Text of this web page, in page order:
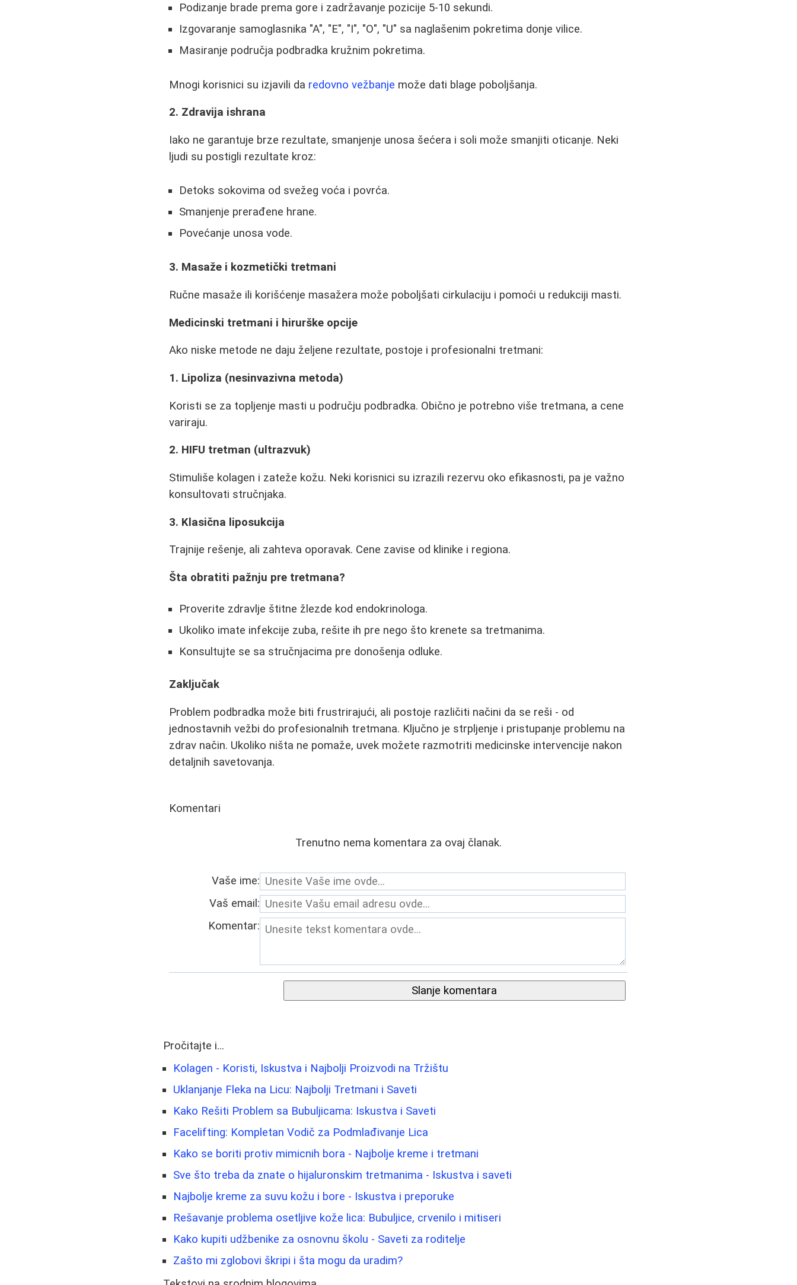
Podizanje brade prema gore i zadržavanje pozicije 5-10 sekundi.
Izgovaranje samoglasnika "A", "E", "I", "O", "U" sa naglašenim pokretima donje vilice.
Masiranje područja podbradka kružnim pokretima.
Mnogi korisnici su izjavili da redovno vežbanje može dati blage poboljšanja.
2. Zdravija ishrana
Iako ne garantuje brze rezultate, smanjenje unosa šećera i soli može smanjiti oticanje. Neki
ljudi su postigli rezultate kroz:
Detoks sokovima od svežeg voća i povrća.
Smanjenje prerađene hrane.
Povećanje unosa vode.
3. Masaže i kozmetički tretmani
Ručne masaže ili korišćenje masažera može poboljšati cirkulaciju i pomoći u redukciji masti.
Medicinski tretmani i hirurške opcije
Ako niske metode ne daju željene rezultate, postoje i profesionalni tretmani:
1. Lipoliza (nesinvazivna metoda)
Koristi se za topljenje masti u području podbradka. Obično je potrebno više tretmana, a cene
variraju.
2. HIFU tretman (ultrazvuk)
Stimuliše kolagen i zateže kožu. Neki korisnici su izrazili rezervu oko efikasnosti, pa je važno
konsultovati stručnjaka.
3. Klasična liposukcija
Trajnije rešenje, ali zahteva oporavak. Cene zavise od klinike i regiona.
Šta obratiti pažnju pre tretmana?
Proverite zdravlje štitne žlezde kod endokrinologa.
Ukoliko imate infekcije zuba, rešite ih pre nego što krenete sa tretmanima.
Konsultujte se sa stručnjacima pre donošenja odluke.
Zaključak
Problem podbradka može biti frustrirajući, ali postoje različiti načini da se reši - od
jednostavnih vežbi do profesionalnih tretmana. Ključno je strpljenje i pristupanje problemu na
zdrav način. Ukoliko ništa ne pomaže, uvek možete razmotriti medicinske intervencije nakon
detaljnih savetovanja.
Komentari
Trenutno nema komentara za ovaj članak.
Vaše ime:
Vaš email:
Komentar:
Slanje komentara
Pročitajte i...
Kolagen - Koristi, Iskustva i Najbolji Proizvodi na Tržištu
Uklanjanje Fleka na Licu: Najbolji Tretmani i Saveti
Kako Rešiti Problem sa Bubuljicama: Iskustva i Saveti
Facelifting: Kompletan Vodič za Podmlađivanje Lica
Kako se boriti protiv mimicnih bora - Najbolje kreme i tretmani
Sve što treba da znate o hijaluronskim tretmanima - Iskustva i saveti
Najbolje kreme za suvu kožu i bore - Iskustva i preporuke
Rešavanje problema osetljive kože lica: Bubuljice, crvenilo i mitiseri
Kako kupiti udžbenike za osnovnu školu - Saveti za roditelje
Zašto mi zglobovi škripi i šta mogu da uradim?